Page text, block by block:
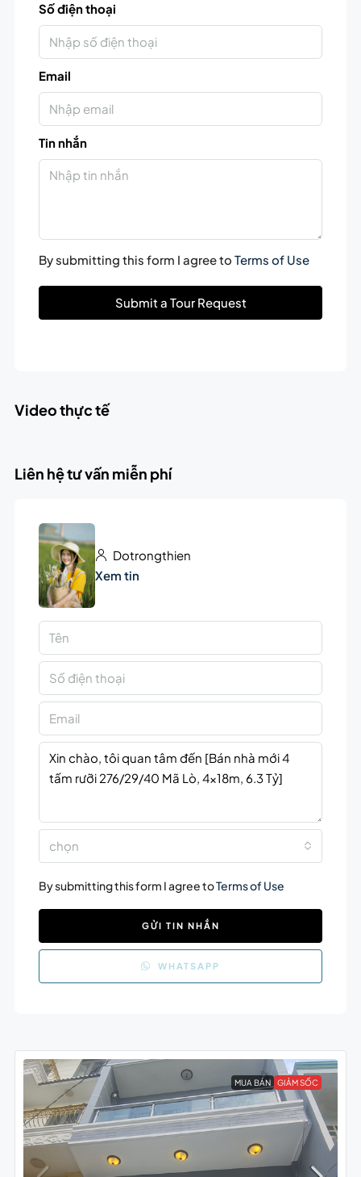
Số điện thoại
Email
Tin nhắn
By submitting this form I agree to Terms of Use
Submit a Tour Request
Video thực tế
Liên hệ tư vấn miễn phí
Dotrongthien
Xem tin
chọn
By submitting this form I agree toTerms of Use
GỬI TIN NHẮN
WHATSAPP
MUA BÁN GIẢM SỐC